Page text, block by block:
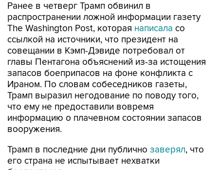
Ранее в четверг Трамп обвинил в
распространении ложной информации газету
The Washington Post, которая написала со
ссылкой на источники, что президент на
совещании в Кэмп-Дэвиде потребовал от
главы Пентагона объяснений из-за истощения
запасов боеприпасов на фоне конфликта с
Ираном. По словам собеседников газеты,
Трамп выразил негодование по поводу того,
что ему не предоставили вовремя
информацию о плачевном состоянии запасов
вооружения.
Трамп в последние дни публично заверял, что
его страна не испытывает нехватки